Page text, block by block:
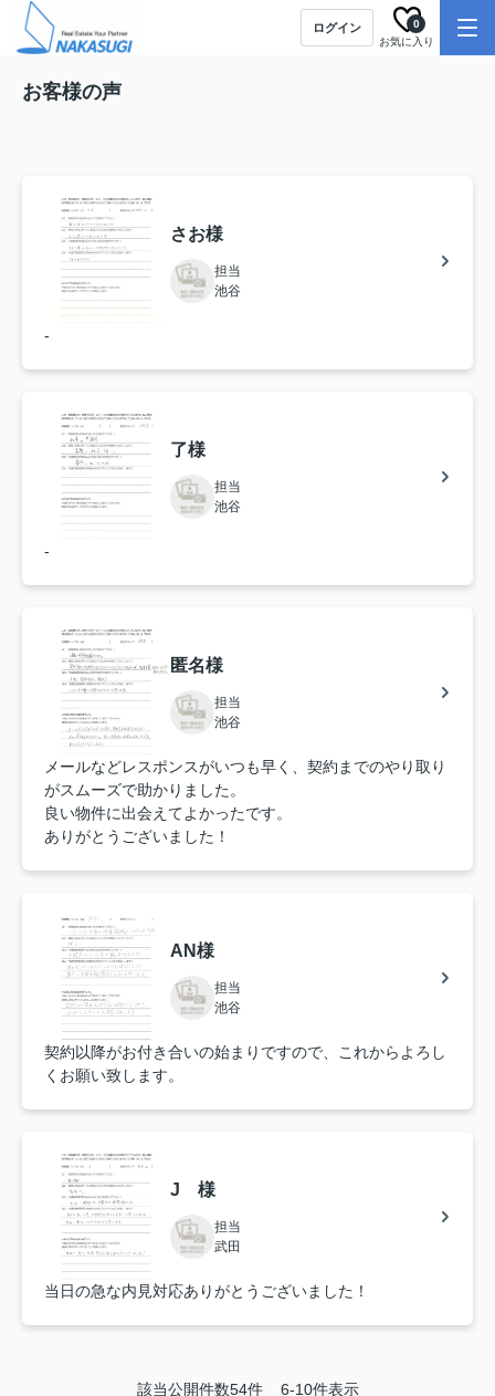
ログイン
お気に入り
0
お客様の声
さお様
担当
池谷
-
了様
担当
池谷
-
匿名様
担当
池谷
メールなどレスポンスがいつも早く、契約までのやり取り
がスムーズで助かりました。
良い物件に出会えてよかったです。
ありがとうございました！
AN様
担当
池谷
契約以降がお付き合いの始まりですので、これからよろし
くお願い致します。
J 様
担当
武田
当日の急な内見対応ありがとうございました！
該当公開件数54件6-10件表示